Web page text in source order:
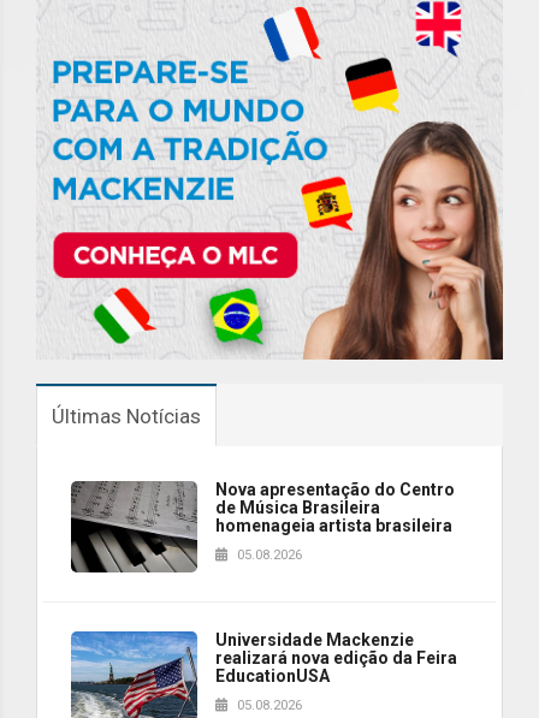
Últimas Notícias
Nova apresentação do Centro
de Música Brasileira
homenageia artista brasileira
05.08.2026
Universidade Mackenzie
realizará nova edição da Feira
EducationUSA
05.08.2026